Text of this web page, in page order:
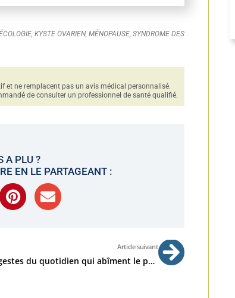
KYSTE OVARIEN MÉNOPAUSE SYNDROME DES
et ne remplacent pas un avis médical personnalisé.
de consulter un professionnel de santé qualifié.
A PLU ?
EN LE PARTAGEANT :
Article suivant
Ces gestes du quotidien qui abîment le périnée
Suivant